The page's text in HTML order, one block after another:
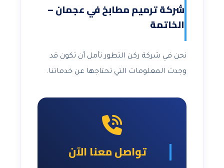
شركة ترميم مطابخ في عجمان –
الخاتمة
نحن في شركة ركن التطور نأمل أن تكون قد
وجدت المعلومات التي تحتاجها عن خدماتنا.
تواصل معنا الآن